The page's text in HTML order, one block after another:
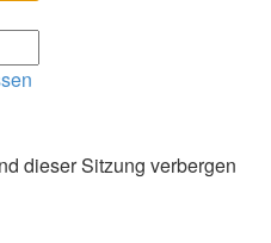
dieser Sitzung verbergen